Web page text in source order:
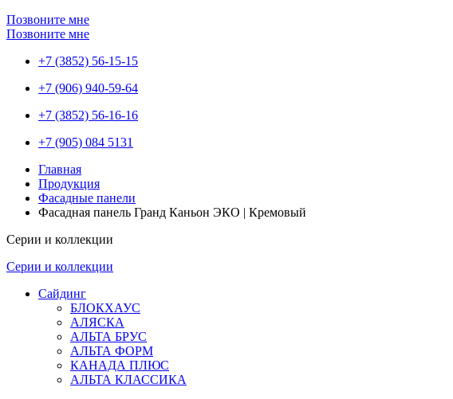
Позвоните мне
Позвоните мне
+7 (3852) 56-15-15
+7 (906) 940-59-64
+7 (3852) 56-16-16
+7 (905) 084 5131
Главная
Продукция
Фасадные панели
Фасадная панель Гранд Каньон ЭКО | Кремовый
Серии и коллекции
Серии и коллекции
Сайдинг
БЛОКХАУС
АЛЯСКА
АЛЬТА БРУС
АЛЬТА ФОРМ
КАНАДА ПЛЮС
АЛЬТА КЛАССИКА